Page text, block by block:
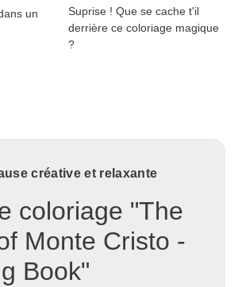
un
Suprise ! Que se cache t'il
derrière ce coloriage magique
?
créative et relaxante
coloriage "The
Monte Cristo -
Book"